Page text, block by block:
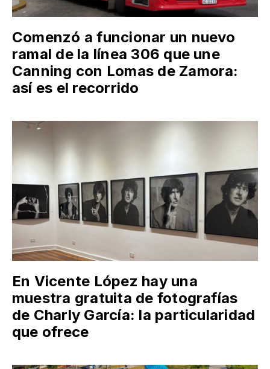
Comenzó a funcionar un nuevo
ramal de la línea 306 que une
Canning con Lomas de Zamora:
así es el recorrido
En Vicente López hay una
muestra gratuita de fotografías
de Charly García: la particularidad
que ofrece